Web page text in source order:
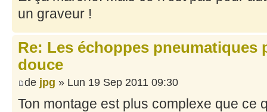
un graveur !
Re: Les échoppes pneumatiques
douce
de jpg » Lun 19 Sep 2011 09:30
Ton montage est plus complexe que ce